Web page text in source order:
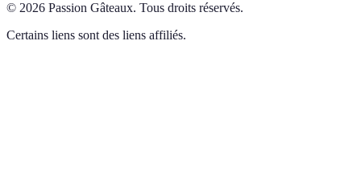
© 2026 Passion Gâteaux. Tous droits réservés.
Certains liens sont des liens affiliés.